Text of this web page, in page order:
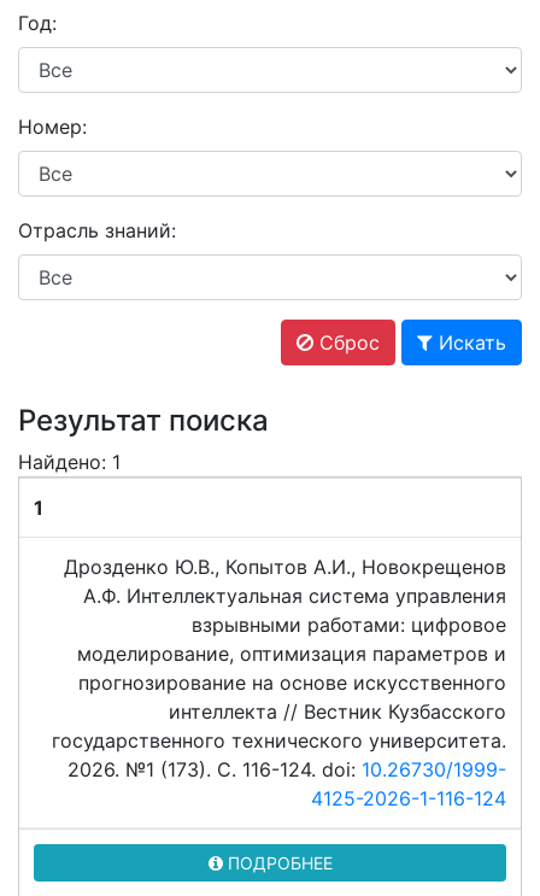
Год:
Номер:
Отрасль знаний:
Сброс Искать
Результат поиска
Найдено: 1
1
Дрозденко Ю.В., Копытов А.И., Новокрещенов
А.Ф. Интеллектуальная система управления
взрывными работами: цифровое
моделирование, оптимизация параметров и
прогнозирование на основе искусственного
интеллекта // Вестник Кузбасского
государственного технического университета.
2026. №1 (173). C. 116-124. doi: 10.26730/1999-
4125-2026-1-116-124
ПОДРОБНЕЕ